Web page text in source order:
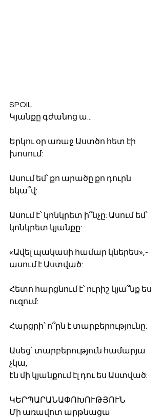
SPOIL
Կյանքը գժանոց ա...
Երկու օր առաջ Աստծո հետ էի
խոսում:
Ասում եմ՝ քո արածը քո դուրն
եկա՞վ:
Ասում է՝ կոնկրետ ի՞նչը: Ասում եմ՝
կոնկրետ կյանքը:
«Ավել պակասի համար կներես»,-
ասում է Աստված:
Հետո հարցնում է՝ ուրիշ կյա՞նք ես
ուզում:
Հարցրի՝ ո՞րն է տարբերությունը:
Ասեց՝ տարբերություն համարյա
չկա,
էն մի կյանքում էլ դու ես Աստված:
ԿԵՐՊԱՐԱՆԱՓՈԽՈՒԹՅՈՒՆ
Մի առավոտ արթնացա